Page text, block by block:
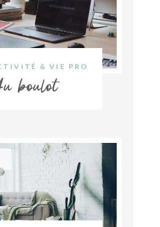
& VIE PRO
boulot